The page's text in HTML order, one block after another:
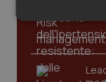
Rene &